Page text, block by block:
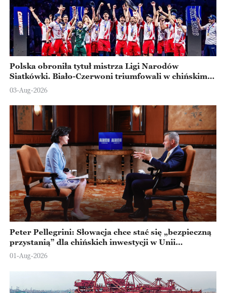
Polska obroniła tytuł mistrza Ligi Narodów
Siatkówki. Biało-Czerwoni triumfowali w chińskim
Ningbo
03-Aug-2026
Peter Pellegrini: Słowacja chce stać się „bezpieczną
przystanią” dla chińskich inwestycji w Unii
Europejskiej
01-Aug-2026